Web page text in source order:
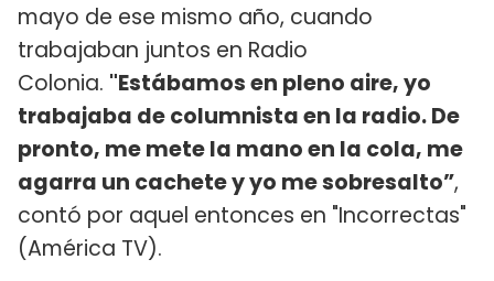
mayo de ese mismo año, cuando
trabajaban juntos en Radio
Colonia. "Estábamos en pleno aire, yo
trabajaba de columnista en la radio. De
pronto, me mete la mano en la cola, me
agarra un cachete y yo me sobresalto”,
contó por aquel entonces en "Incorrectas"
(América TV).